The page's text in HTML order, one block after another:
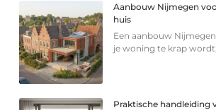
Aanbouw Nijmegen
huis
Een aanbouw
je woning te krap
Praktische handleiding